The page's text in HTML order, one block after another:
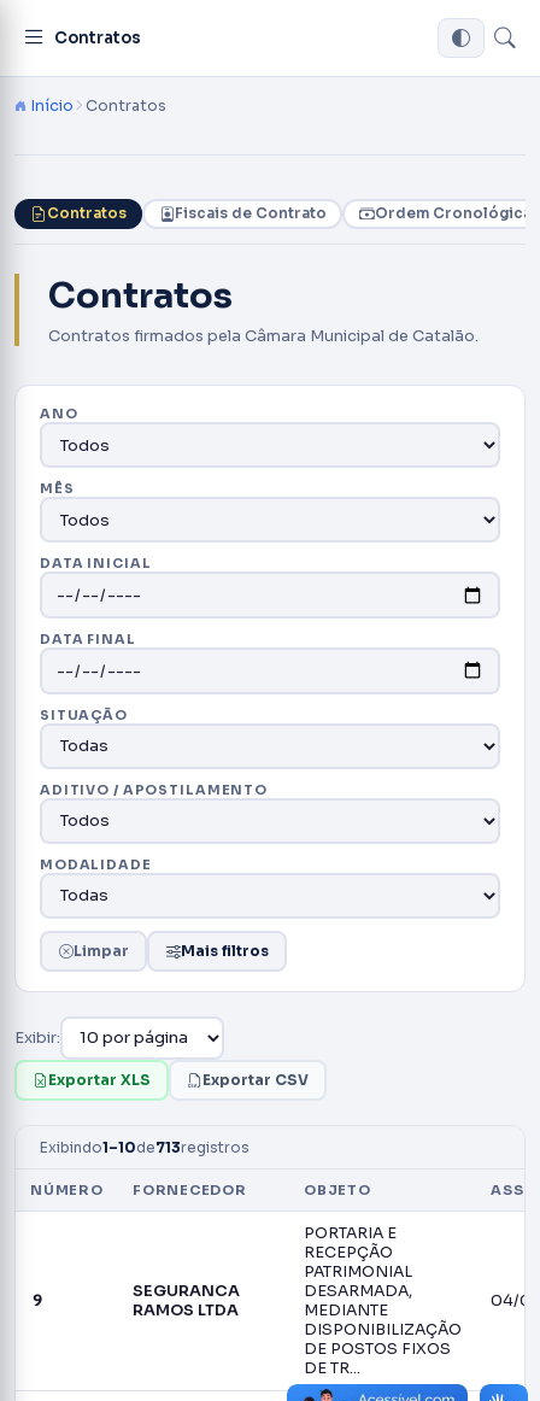
Contratos
Início Contratos
Contratos Fiscais de Contrato Ordem Cronológica
Contratos
Contratos firmados pela Câmara Municipal de Catalão.
ANO
MÊS
DATA INICIAL
DATA FINAL
SITUAÇÃO
ADITIVO / APOSTILAMENTO
MODALIDADE
Limpar Mais filtros
Exibir:
Exportar XLS Exportar CSV
Exibindo1–10de713registros
NÚMERO FORNECEDOR OBJETO
9
SEGURANCA
RAMOS LTDA
PORTARIA E
RECEPÇÃO
PATRIMONIAL
DESARMADA,
MEDIANTE
DISPONIBILIZAÇÃO
DE POSTOS FIXOS
DE TR…
04/